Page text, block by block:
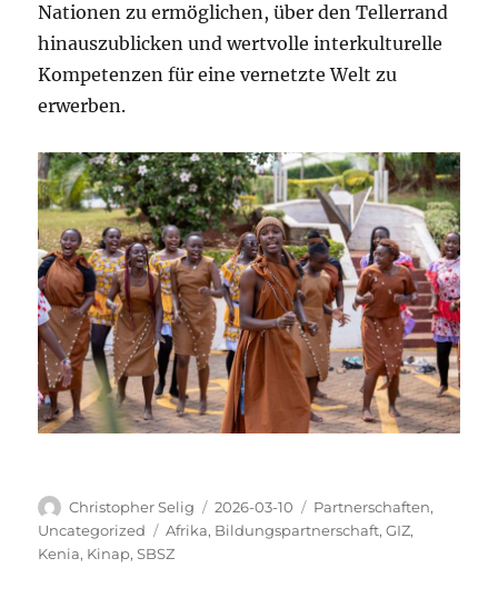
Nationen zu ermöglichen, über den Tellerrand
hinauszublicken und wertvolle interkulturelle
Kompetenzen für eine vernetzte Welt zu
erwerben.
Autor
Christopher Selig
Veröffentlicht
am
2026-03-10 Kategorien
Partnerschaften,
Uncategorized
Schlagwörter
Afrika, Bildungspartnerschaft,GIZ,
Kenia, Kinap,SBSZ